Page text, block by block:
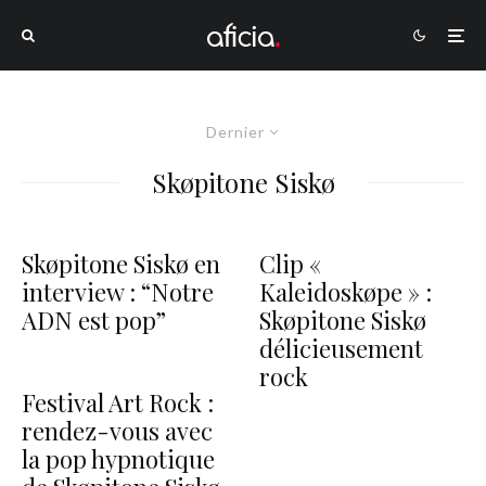
Dernier
Skøpitone Siskø
Skøpitone Siskø en
interview : “Notre
ADN est pop”
Festival Art Rock :
rendez-vous avec
la pop hypnotique
Clip «
Kaleidoskøpe » :
Skøpitone Siskø
délicieusement
rock